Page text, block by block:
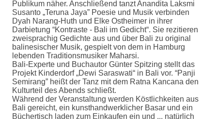
Publikum näher. Anschließend tanzt Anandita Laksmi
Susanto „Teruna Jaya” Poesie und Musik verbinden
Dyah Narang-Huth und Elke Ostheimer in ihrer
Darbietung “Kontraste - Bali im Gedicht“. Sie rezitieren
zweisprachig Gedichte aus und über Bali zu original
balinesischer Musik, gespielt von dem in Hamburg
lebenden Traditionsmusiker Maharsi.
Bali-Experte und Buchautor Günter Spitzing stellt das
Projekt Kinderdorf „Dewi Saraswati“ in Bali vor. “Panji
Semirang” heißt der Tanz mit dem Ratna Kancana den
Kulturteil des Abends schließt.
Während der Veranstaltung werden Köstlichkeiten aus
Bali gereicht, ein kunsthandwerklicher Basar und ein
Büchertisch laden zum Einkaufen ein und ... natürlich